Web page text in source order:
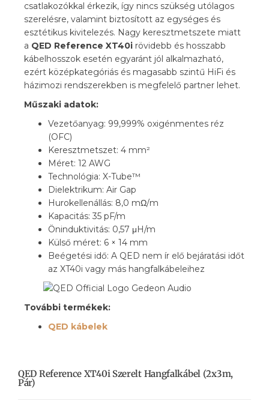
csatlakozókkal érkezik, így nincs szükség utólagos
szerelésre, valamint biztosított az egységes és
esztétikus kivitelezés. Nagy keresztmetszete miatt
a QED Reference XT40i rövidebb és hosszabb
kábelhosszok esetén egyaránt jól alkalmazható,
ezért középkategóriás és magasabb szintű HiFi és
házimozi rendszerekben is megfelelő partner lehet.
Műszaki adatok:
Vezetőanyag: 99,999% oxigénmentes réz
(OFC)
Keresztmetszet: 4 mm²
Méret: 12 AWG
Technológia: X-Tube™
Dielektrikum: Air Gap
Hurokellenállás: 8,0 mΩ/m
Kapacitás: 35 pF/m
Öninduktivitás: 0,57 μH/m
Külső méret: 6 × 14 mm
Beégetési idő: A QED nem ír elő bejáratási időt
az XT40i vagy más hangfalkábeleihez
További termékek:
QED kábelek
QED Reference XT40i Szerelt Hangfalkábel (2x3m,
Pár)